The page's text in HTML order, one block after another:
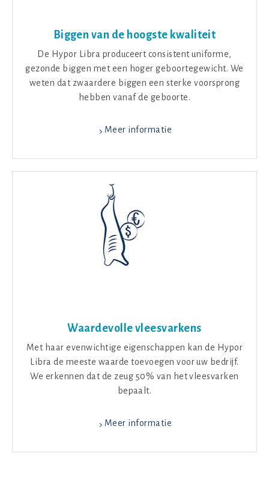
Biggen van de hoogste kwaliteit
De Hypor Libra produceert consistent uniforme,
gezonde biggen met een hoger geboortegewicht. We
weten dat zwaardere biggen een sterke voorsprong
hebben vanaf de geboorte.
Meer informatie
Waardevolle vleesvarkens
Met haar evenwichtige eigenschappen kan de Hypor
Libra de meeste waarde toevoegen voor uw bedrijf.
We erkennen dat de zeug 50% van het vleesvarken
bepaalt.
Meer informatie